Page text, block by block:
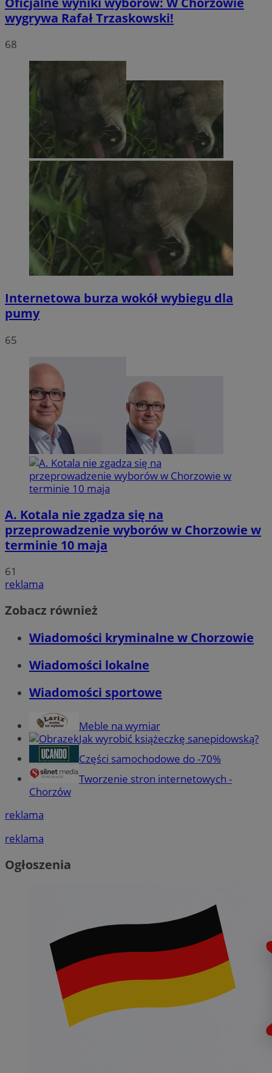
wygrywa Rafał Trzaskowski!
68
Internetowa burza wokół wybiegu dla
pumy
65
A. Kotala nie zgadza się na
przeprowadzenie wyborów w Chorzowie w
terminie 10 maja
61
reklama
Zobacz również
Wiadomości kryminalne w Chorzowie
Wiadomości lokalne
Wiadomości sportowe
Meble na wymiar
Jak wyrobić książeczkę sanepidowską?
Części samochodowe do -70%
Tworzenie stron internetowych -
Chorzów
reklama
reklama
Ogłoszenia